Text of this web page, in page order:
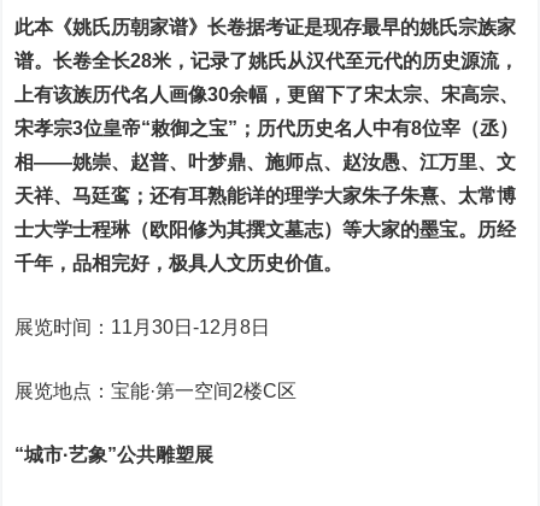
此本《姚氏历朝家谱》长卷据考证是现存最早的姚氏宗族家
谱。长卷全长28米，记录了姚氏从汉代至元代的历史源流，
上有该族历代名人画像30余幅，更留下了宋太宗、宋高宗、
宋孝宗3位皇帝“敕御之宝”；历代历史名人中有8位宰（丞）
相——姚崇、赵普、叶梦鼎、施师点、赵汝愚、江万里、文
天祥、马廷鸾；还有耳熟能详的理学大家朱子朱熹、太常博
士大学士程琳（欧阳修为其撰文墓志）等大家的墨宝。历经
千年，品相完好，极具人文历史价值。
展览时间：11月30日-12月8日
展览地点：宝能·第一空间2楼C区
“城市·艺象”公共雕塑展